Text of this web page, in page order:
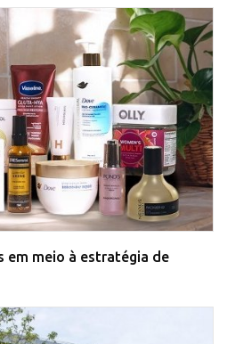
em meio à estratégia de